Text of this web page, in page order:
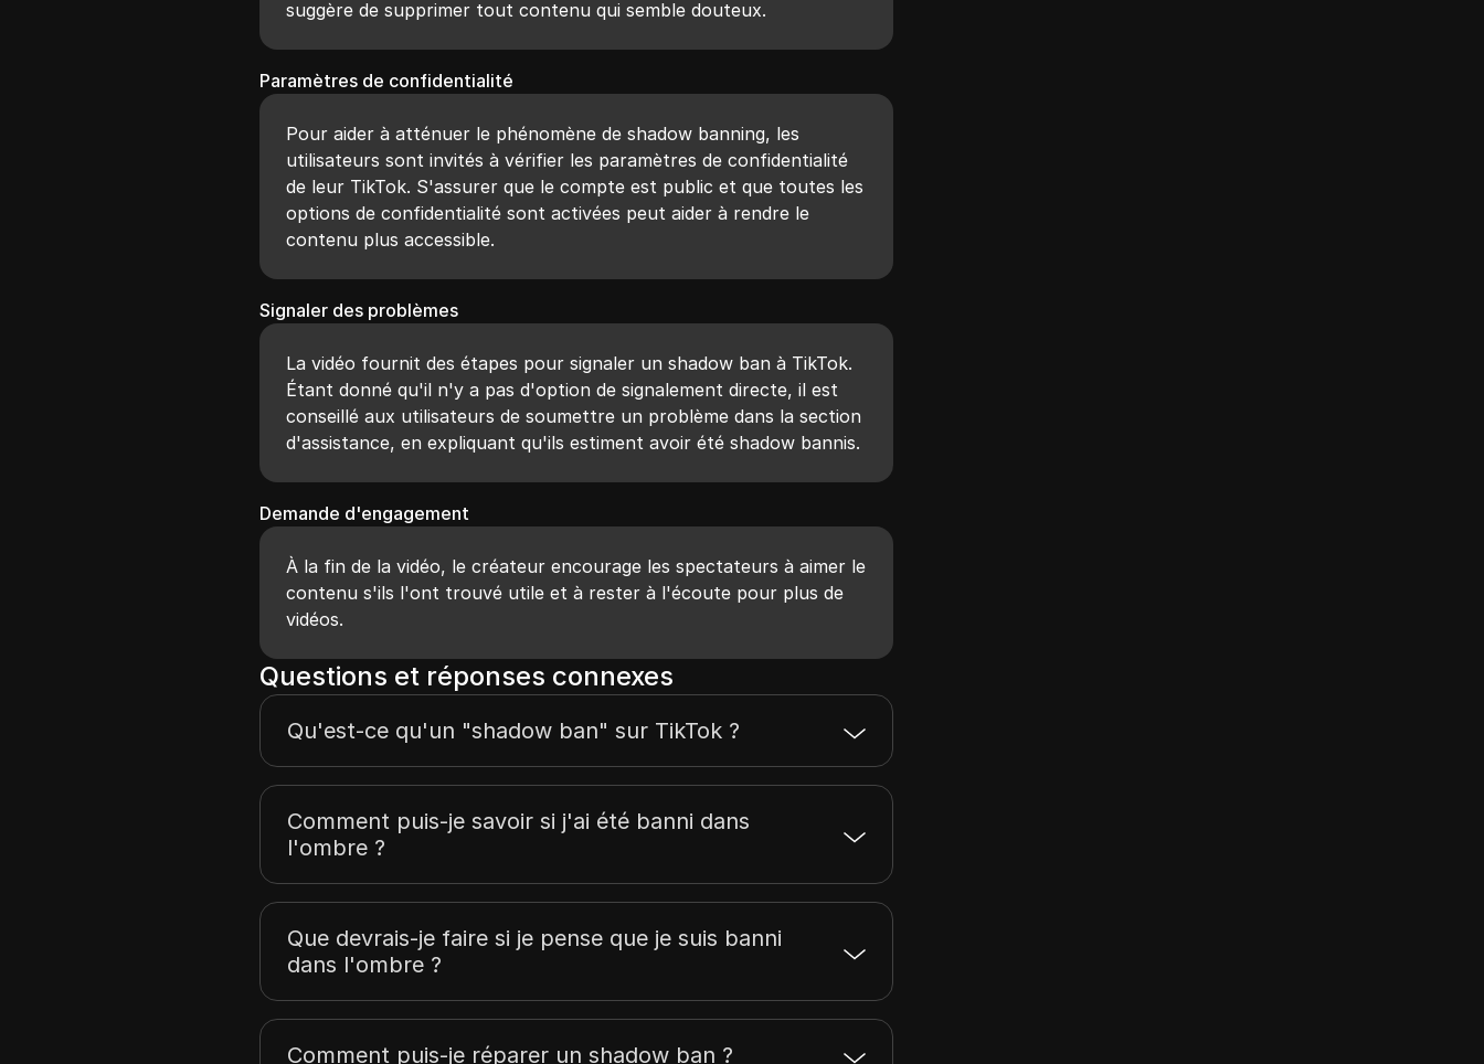
suggère de supprimer tout contenu qui semble douteux.
Paramètres de confidentialité
Pour aider à atténuer le phénomène de shadow banning, les
utilisateurs sont invités à vérifier les paramètres de confidentialité
de leur TikTok. S'assurer que le compte est public et que toutes les
options de confidentialité sont activées peut aider à rendre le
contenu plus accessible.
Signaler des problèmes
La vidéo fournit des étapes pour signaler un shadow ban à TikTok.
Étant donné qu'il n'y a pas d'option de signalement directe, il est
conseillé aux utilisateurs de soumettre un problème dans la section
d'assistance, en expliquant qu'ils estiment avoir été shadow bannis.
Demande d'engagement
À la fin de la vidéo, le créateur encourage les spectateurs à aimer le
contenu s'ils l'ont trouvé utile et à rester à l'écoute pour plus de
vidéos.
Questions et réponses connexes
Qu'est-ce qu'un "shadow ban" sur TikTok ?
Comment puis-je savoir si j'ai été banni dans
l'ombre ?
Que devrais-je faire si je pense que je suis banni
dans l'ombre ?
Comment puis-je réparer un shadow ban ?